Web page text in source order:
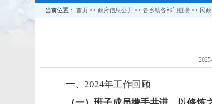
当前位置： 首页 >> 政府信息公开 >> 各乡镇各部门链接 >> 民
一、 2024年工作回顾